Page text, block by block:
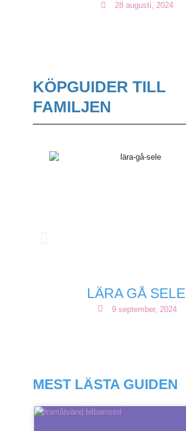
28 augusti, 2024
KÖPGUIDER TILL
FAMILJEN
LÄRA GÅ SELE
9 september, 2024
MEST LÄSTA GUIDEN